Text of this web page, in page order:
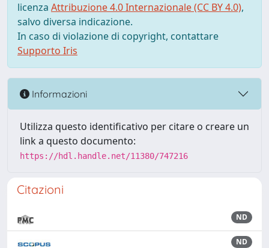
licenza Attribuzione 4.0 Internazionale (CC BY 4.0),
salvo diversa indicazione.
In caso di violazione di copyright, contattare
Supporto Iris
Informazioni
Utilizza questo identificativo per citare o creare un
link a questo documento:
https://hdl.handle.net/11380/747216
Citazioni
ND
ND